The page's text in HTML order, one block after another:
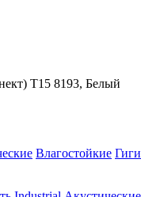
T15 8193, Белый
Влагостойкие